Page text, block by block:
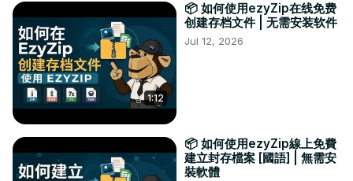
1:12
📦 如何使用ezyZip在线免费
创建存档文件 | 无需安装软件
Jul 12, 2026
📦 如何使用ezyZip線上免費
建立封存檔案 [國語] | 無需安
裝軟體